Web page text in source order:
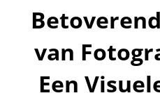
van
Een